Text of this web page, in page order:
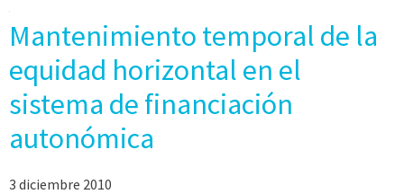
Mantenimiento temporal de la
equidad horizontal en el
sistema de financiación
autonómica
3 diciembre 2010